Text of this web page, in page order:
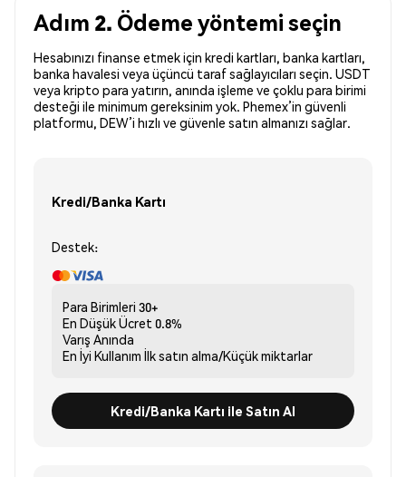
Adım 2. Ödeme yöntemi seçin
Hesabınızı finanse etmek için kredi kartları, banka kartları,
banka havalesi veya üçüncü taraf sağlayıcıları seçin. USDT
veya kripto para yatırın, anında işleme ve çoklu para birimi
desteği ile minimum gereksinim yok. Phemex’in güvenli
platformu, DEW’i hızlı ve güvenle satın almanızı sağlar.
Kredi/Banka Kartı
Destek:
Para Birimleri 30+
En Düşük Ücret 0.8%
Varış Anında
En İyi Kullanım İlk satın alma/Küçük miktarlar
Kredi/Banka Kartı ile Satın Al